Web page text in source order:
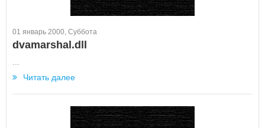
01 январь 2000, Суббота
dvamarshal.dll
Читать далее